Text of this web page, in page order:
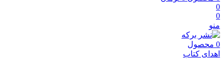
0
0
منو
0 محصول
اهدای کتاب